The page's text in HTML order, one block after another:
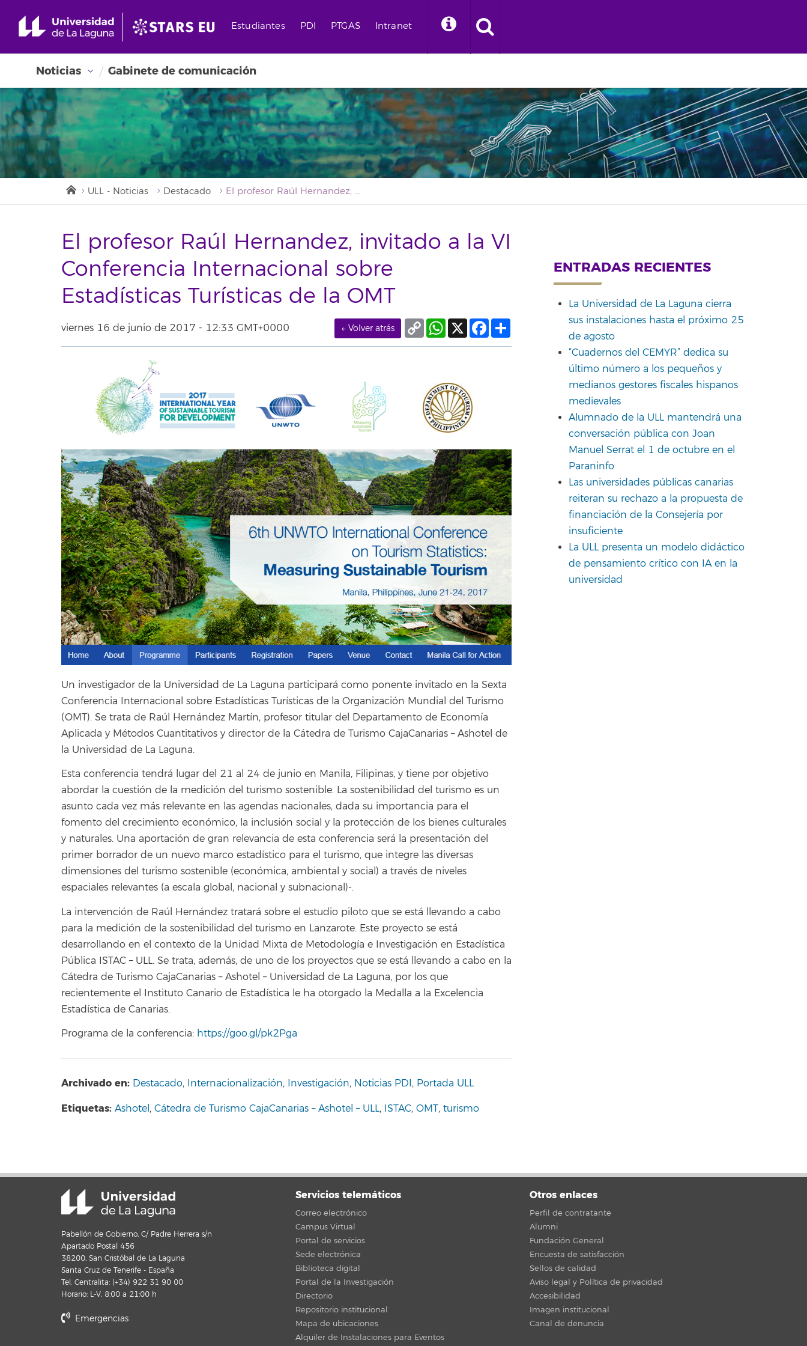
Estudiantes PDI PTGAS Intranet
Noticias Gabinete de comunicación
ULL - Noticias Destacado El profesor Raúl Hernandez, invitado a la VI Conferencia Internacional sobre Estadísticas Turísticas de la OMT
El profesor Raúl Hernandez, invitado a la VI
Conferencia Internacional sobre
Estadísticas Turísticas de la OMT
viernes 16 de junio de 2017 - 12:33 GMT+0000 ← Volver atrás Facebook
X
WhatsApp
Copy
Link
Un investigador de la Universidad de La Laguna participará como ponente invitado en la Sexta
Conferencia Internacional sobre Estadísticas Turísticas de la Organización Mundial del Turismo
(OMT). Se trata de Raúl Hernández Martín, profesor titular del Departamento de Economía
Aplicada y Métodos Cuantitativos y director de la Cátedra de Turismo CajaCanarias – Ashotel de
la Universidad de La Laguna.
Esta conferencia tendrá lugar del 21 al 24 de junio en Manila, Filipinas, y tiene por objetivo
abordar la cuestión de la medición del turismo sostenible. La sostenibilidad del turismo es un
asunto cada vez más relevante en las agendas nacionales, dada su importancia para el
fomento del crecimiento económico, la inclusión social y la protección de los bienes culturales
y naturales. Una aportación de gran relevancia de esta conferencia será la presentación del
primer borrador de un nuevo marco estadístico para el turismo, que integre las diversas
dimensiones del turismo sostenible (económica, ambiental y social) a través de niveles
espaciales relevantes (a escala global, nacional y subnacional)-.
La intervención de Raúl Hernández tratará sobre el estudio piloto que se está llevando a cabo
para la medición de la sostenibilidad del turismo en Lanzarote. Este proyecto se está
desarrollando en el contexto de la Unidad Mixta de Metodología e Investigación en Estadística
Pública ISTAC – ULL. Se trata, además, de uno de los proyectos que se está llevando a cabo en la
Cátedra de Turismo CajaCanarias – Ashotel – Universidad de La Laguna, por los que
recientemente el Instituto Canario de Estadística le ha otorgado la Medalla a la Excelencia
Estadística de Canarias.
Programa de la conferencia: https://goo.gl/pk2Pga
Archivado en: Destacado, Internacionalización, Investigación, Noticias PDI, Portada ULL
Etiquetas: Ashotel , Cátedra de Turismo CajaCanarias – Ashotel – ULL, ISTAC, OMT, turismo
ENTRADAS RECIENTES
La Universidad de La Laguna cierra
sus instalaciones hasta el próximo 25
de agosto
“Cuadernos del CEMYR” dedica su
último número a los pequeños y
medianos gestores fiscales hispanos
medievales
Alumnado de la ULL mantendrá una
conversación pública con Joan
Manuel Serrat el 1 de octubre en el
Paraninfo
Las universidades públicas canarias
reiteran su rechazo a la propuesta de
financiación de la Consejería por
insuficiente
La ULL presenta un modelo didáctico
de pensamiento crítico con IA en la
universidad
Pabellón de Gobierno, C/ Padre Herrera s/n
Apartado Postal 456
38200, San Cristóbal de La Laguna
Santa Cruz de Tenerife - España
Tel. Centralita: (+34) 922 31 90 00
Horario: L-V, 8:00 a 21:00 h
Emergencias
Servicios telemáticos
Correo electrónico
Campus Virtual
Portal de servicios
Sede electrónica
Biblioteca digital
Portal de la Investigación
Directorio
Repositorio institucional
Mapa de ubicaciones
Alquiler de Instalaciones para Eventos
Otros enlaces
Perfil de contratante
Alumni
Fundación General
Encuesta de satisfacción
Sellos de calidad
Aviso legal y Política de privacidad
Accesibilidad
Imagen institucional
Canal de denuncia